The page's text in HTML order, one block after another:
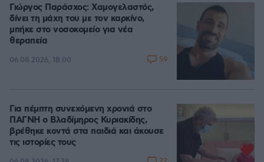
Γιώργος Παράσχος: Χαμογελαστός,
δίνει τη μάχη του με τον καρκίνο,
μπήκε στο νοσοκομείο για νέα
θεραπεία
06.08.2026, 18:00 59
Για πέμπτη συνεχόμενη χρονιά στο
ΠΑΓΝΗ ο Βλαδίμηρος Κυριακίδης,
βρέθηκε κοντά στα παιδιά και άκουσε
τις ιστορίες τους